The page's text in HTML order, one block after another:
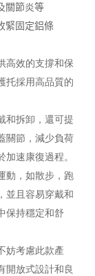
關節炎等
緊固定鋁條
高效的支撐和保
托採用高品質的
和拆卸，還可提
關節，減少負荷
速康復過程。
動，如散步，跑
並且容易穿戴和
保持穩定和舒
妨考慮此款產
開放式設計和良